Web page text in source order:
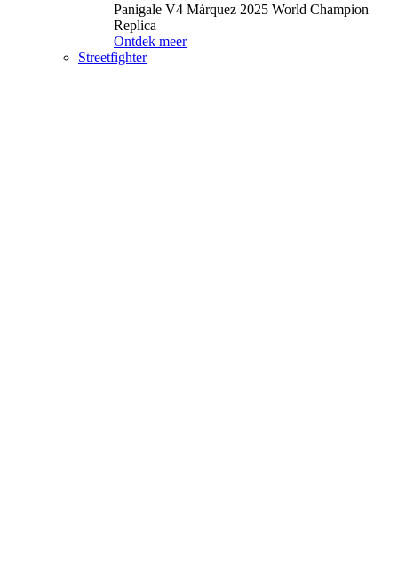
Panigale V4 Márquez 2025 World Champion
Replica
Ontdek meer
Streetfighter